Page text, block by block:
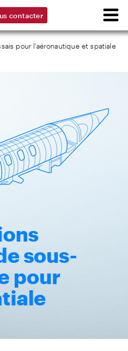
contacter
pour l’aéronautique et spatiale
sous-
pour